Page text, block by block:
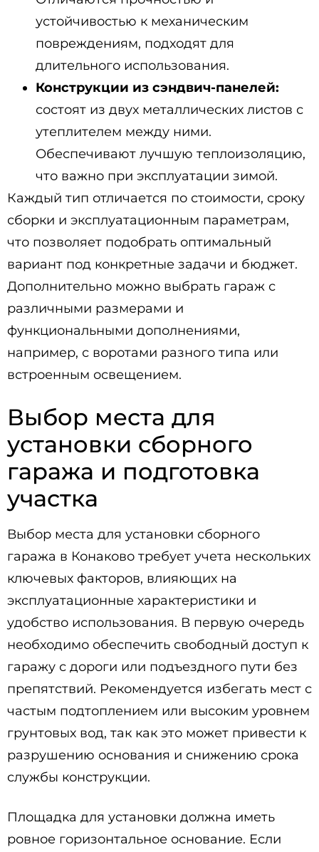
устойчивостью к механическим
повреждениям, подходят для
длительного использования.
Конструкции из сэндвич-панелей:
состоят из двух металлических листов с
утеплителем между ними.
Обеспечивают лучшую теплоизоляцию,
что важно при эксплуатации зимой.
Каждый тип отличается по стоимости, сроку
сборки и эксплуатационным параметрам,
что позволяет подобрать оптимальный
вариант под конкретные задачи и бюджет.
Дополнительно можно выбрать гараж с
различными размерами и
функциональными дополнениями,
например, с воротами разного типа или
встроенным освещением.
Выбор места для
установки сборного
гаража и подготовка
участка
Выбор места для установки сборного
гаража в Конаково требует учета нескольких
ключевых факторов, влияющих на
эксплуатационные характеристики и
удобство использования. В первую очередь
необходимо обеспечить свободный доступ к
гаражу с дороги или подъездного пути без
препятствий. Рекомендуется избегать мест с
частым подтоплением или высоким уровнем
грунтовых вод, так как это может привести к
разрушению основания и снижению срока
службы конструкции.
Площадка для установки должна иметь
ровное горизонтальное основание. Если